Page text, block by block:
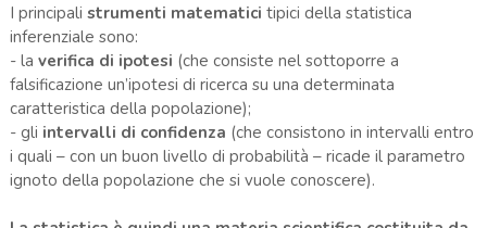
I principali strumenti matematici tipici della statistica
inferenziale sono:
- la verifica di ipotesi (che consiste nel sottoporre a
falsificazione un’ipotesi di ricerca su una determinata
caratteristica della popolazione);
- gli intervalli di confidenza (che consistono in intervalli entro
i quali – con un buon livello di probabilità – ricade il parametro
ignoto della popolazione che si vuole conoscere).